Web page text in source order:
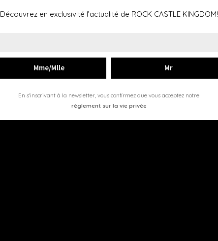
Découvrez en exclusivité l’actualité de ROCK CASTLE KINGDOM!
En s'inscrivant à la newsletter, vous confirmez que vous acceptez notre
règlement sur la vie privée